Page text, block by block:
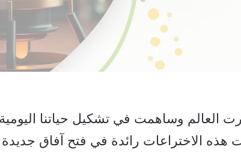
العالم وساهمت في تشكيل حياتنا
هذه الاختراعات رائدة في فتح آفاق